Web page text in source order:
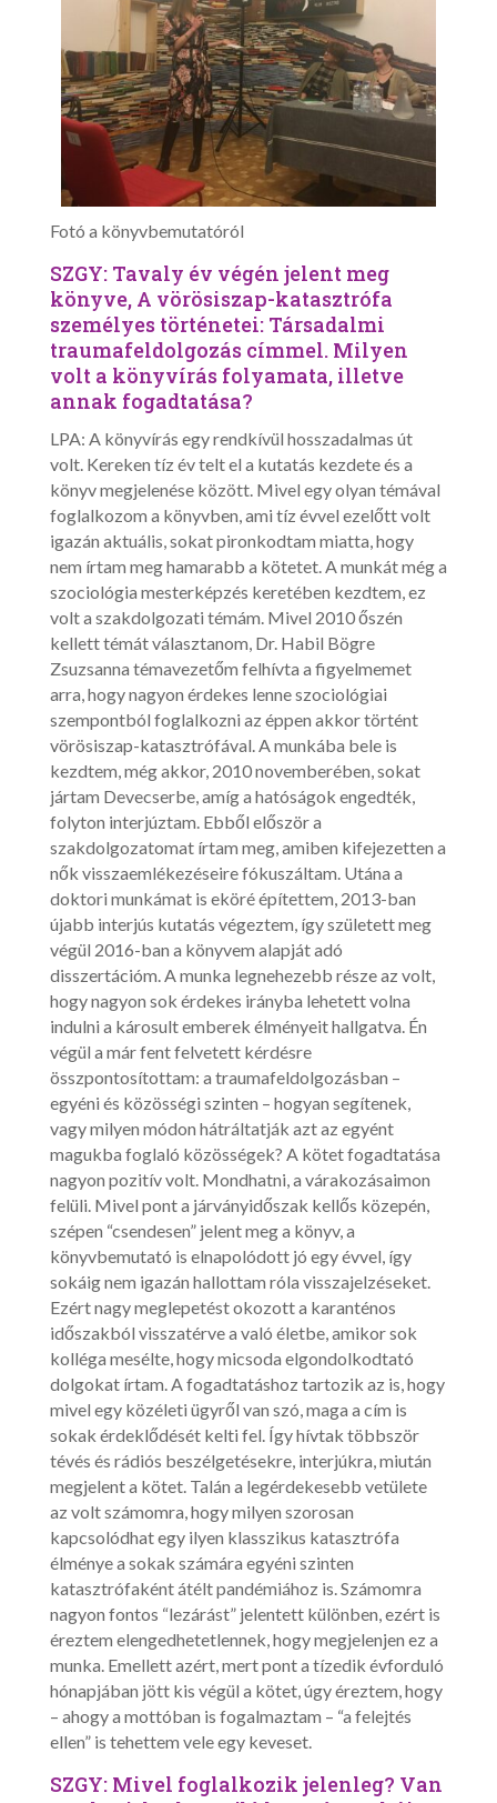
Fotó a könyvbemutatóról
SZGY: Tavaly év végén jelent meg
könyve, A vörösiszap-katasztrófa
személyes történetei: Társadalmi
traumafeldolgozás címmel. Milyen
volt a könyvírás folyamata, illetve
annak fogadtatása?
LPA: A könyvírás egy rendkívül hosszadalmas út
volt. Kereken tíz év telt el a kutatás kezdete és a
könyv megjelenése között. Mivel egy olyan témával
foglalkozom a könyvben, ami tíz évvel ezelőtt volt
igazán aktuális, sokat pironkodtam miatta, hogy
nem írtam meg hamarabb a kötetet. A munkát még a
szociológia mesterképzés keretében kezdtem, ez
volt a szakdolgozati témám. Mivel 2010 őszén
kellett témát választanom, Dr. Habil Bögre
Zsuzsanna témavezetőm felhívta a figyelmemet
arra, hogy nagyon érdekes lenne szociológiai
szempontból foglalkozni az éppen akkor történt
vörösiszap-katasztrófával. A munkába bele is
kezdtem, még akkor, 2010 novemberében, sokat
jártam Devecserbe, amíg a hatóságok engedték,
folyton interjúztam. Ebből először a
szakdolgozatomat írtam meg, amiben kifejezetten a
nők visszaemlékezéseire fókuszáltam. Utána a
doktori munkámat is eköré építettem, 2013-ban
újabb interjús kutatás végeztem, így született meg
végül 2016-ban a könyvem alapját adó
disszertációm. A munka legnehezebb része az volt,
hogy nagyon sok érdekes irányba lehetett volna
indulni a károsult emberek élményeit hallgatva. Én
végül a már fent felvetett kérdésre
összpontosítottam: a traumafeldolgozásban –
egyéni és közösségi szinten – hogyan segítenek,
vagy milyen módon hátráltatják azt az egyént
magukba foglaló közösségek? A kötet fogadtatása
nagyon pozitív volt. Mondhatni, a várakozásaimon
felüli. Mivel pont a járványidőszak kellős közepén,
szépen “csendesen” jelent meg a könyv, a
könyvbemutató is elnapolódott jó egy évvel, így
sokáig nem igazán hallottam róla visszajelzéseket.
Ezért nagy meglepetést okozott a karanténos
időszakból visszatérve a való életbe, amikor sok
kolléga mesélte, hogy micsoda elgondolkodtató
dolgokat írtam. A fogadtatáshoz tartozik az is, hogy
mivel egy közéleti ügyről van szó, maga a cím is
sokak érdeklődését kelti fel. Így hívtak többször
tévés és rádiós beszélgetésekre, interjúkra, miután
megjelent a kötet. Talán a legérdekesebb vetülete
az volt számomra, hogy milyen szorosan
kapcsolódhat egy ilyen klasszikus katasztrófa
élménye a sokak számára egyéni szinten
katasztrófaként átélt pandémiához is. Számomra
nagyon fontos “lezárást” jelentett különben, ezért is
éreztem elengedhetetlennek, hogy megjelenjen ez a
munka. Emellett azért, mert pont a tízedik évforduló
hónapjában jött kis végül a kötet, úgy éreztem, hogy
– ahogy a mottóban is fogalmaztam – “a felejtés
ellen” is tehettem vele egy keveset.
SZGY: Mivel foglalkozik jelenleg? Van